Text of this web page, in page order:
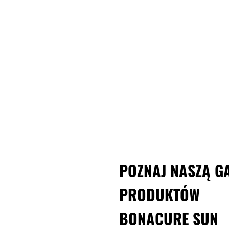
POZNAJ NASZĄ
PRODUKTÓW
BONACURE SUN